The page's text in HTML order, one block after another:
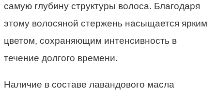
самую глубину структуры волоса. Благодаря
этому волосяной стержень насыщается ярким
цветом, сохраняющим интенсивность в
течение долгого времени.
Наличие в составе лавандового масла